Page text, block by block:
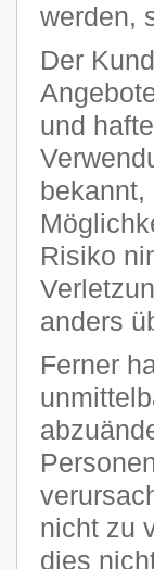
werden,
Der
und
Risiko
anders
Ferner
nicht zu
dies